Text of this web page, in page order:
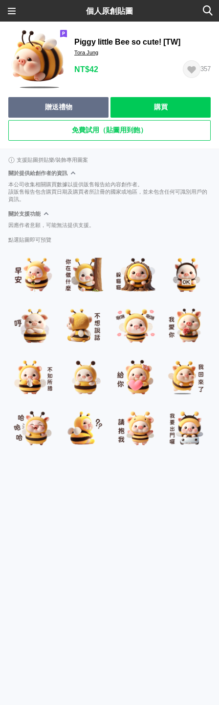
個人原創貼圖
Piggy little Bee so cute! [TW]
Tora Jung
NT$42 357
贈送禮物 購買
免費試用（貼圖用到飽）
支援貼圖拼貼樂/裝飾專用圖案
關於提供給創作者的資訊
本公司收集相關購買數據以提供販售報告給內容創作者。
該販售報告包含購買日期及購買者所註冊的國家或地區，並未包含任何可識別用戶的
資訊。
關於支援功能
因應作者意願，可能無法提供支援。
點選貼圖即可預覽